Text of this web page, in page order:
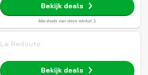
Bekijk deals
Alle deals van deze winkel
La Redoute
Bekijk deals